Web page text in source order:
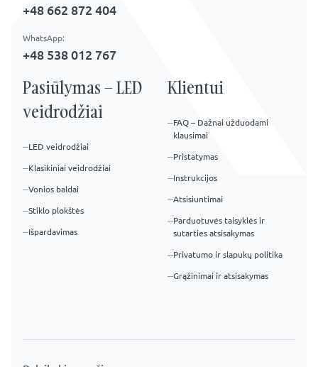
Pasiūlymas – LED
veidrodžiai
LED veidrodžiai
Klasikiniai veidrodžiai
Vonios baldai
Stiklo plokštės
Išpardavimas
Klientui
FAQ – Dažnai užduodami
klausimai
Pristatymas
Instrukcijos
Atsisiuntimai
Parduotuvės taisyklės ir
sutarties atsisakymas
Privatumo ir slapukų politika
Grąžinimai ir atsisakymas
+48 662 872 404
WhatsApp:
+48 538 012 767